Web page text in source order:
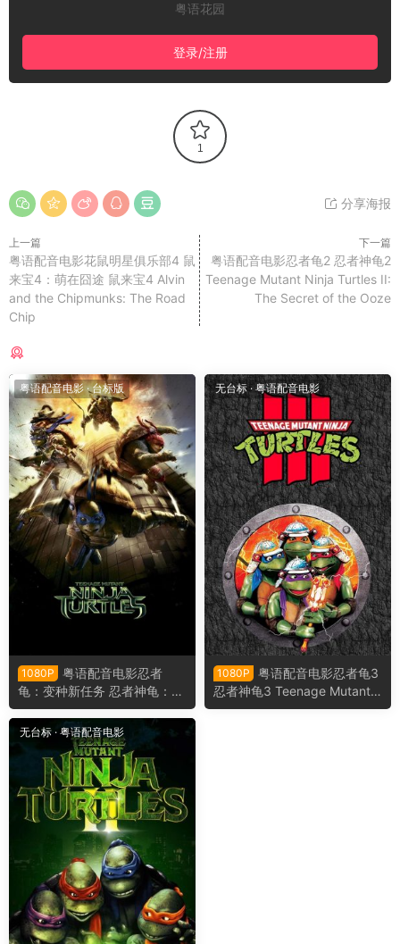
粤语花园
登录/注册
1
分享海报
上一篇
粤语配音电影花鼠明星俱乐部4 鼠
来宝4：萌在囧途 鼠来宝4 Alvin
and the Chipmunks: The Road
Chip
下一篇
粤语配音电影忍者龟2 忍者神龟2
Teenage Mutant Ninja Turtles II:
The Secret of the Ooze
粤语配音电影·台标版
1080P
粤语配音电影忍者
龟：变种新任务 忍者神龟：变
种时代 忍者龟：变种世代 Tee
nage Mutant Ninja Turtles
无台标·粤语配音电影
1080P
粤语配音电影忍者龟3
忍者神龟3 Teenage Mutant
Ninja Turtles III
无台标 · 粤语配音电影